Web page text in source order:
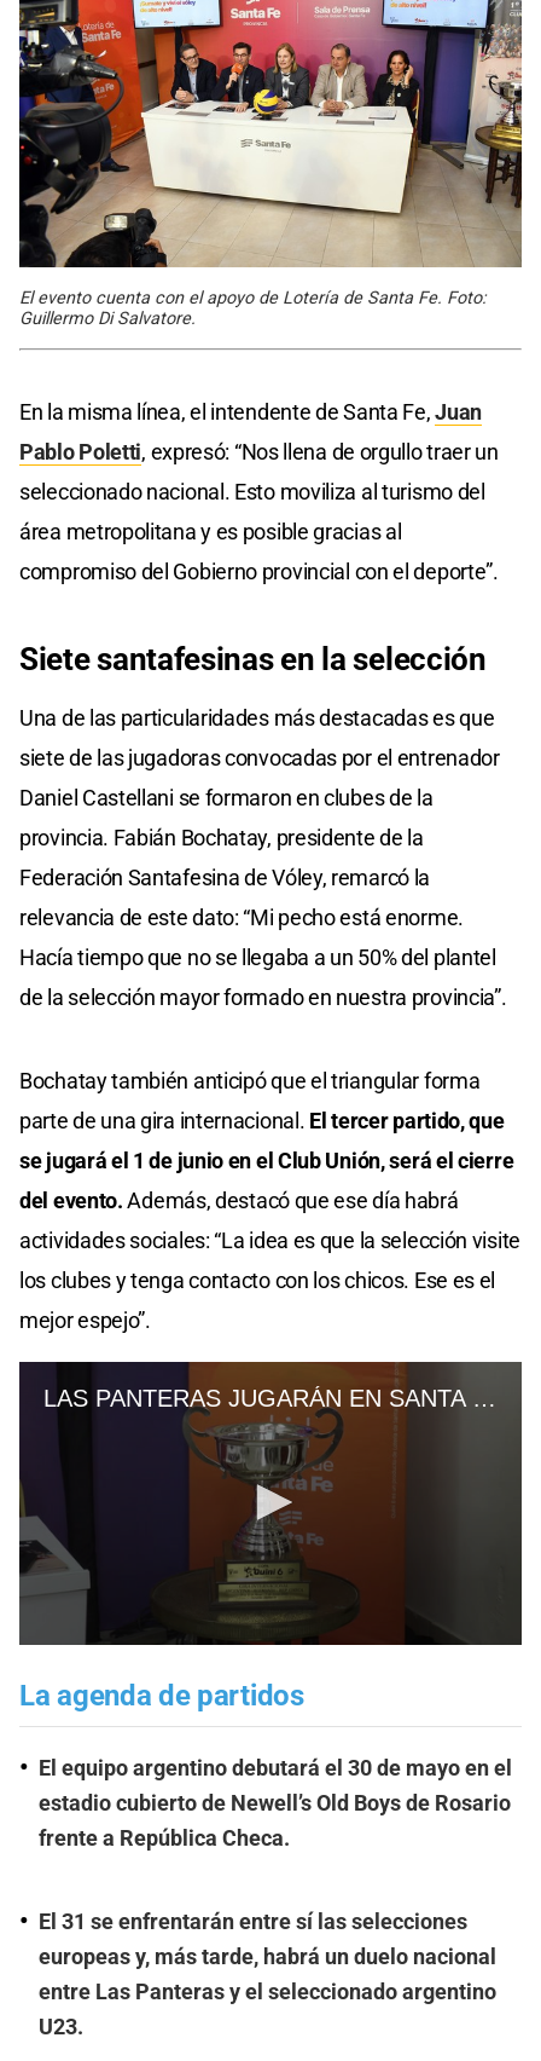
El evento cuenta con el apoyo de Lotería de Santa Fe. Foto:
Guillermo Di Salvatore.
En la misma línea, el intendente de Santa Fe,Juan
Pablo Poletti, expresó: “Nos llena de orgullo traer un
seleccionado nacional. Esto moviliza al turismo del
área metropolitana y es posible gracias al
compromiso del Gobierno provincial con el deporte”.
Siete santafesinas en la selección
Una de las particularidades más destacadas es que
siete de las jugadoras convocadas por el entrenador
Daniel Castellani se formaron en clubes de la
provincia. Fabián Bochatay, presidente de la
Federación Santafesina de Vóley, remarcó la
relevancia de este dato: “Mi pecho está enorme.
Hacía tiempo que no se llegaba a un 50% del plantel
de la selección mayor formado en nuestra provincia”.
Bochatay también anticipó que el triangular forma
parte de una gira internacional. El tercer partido, que
se jugará el 1 de junio en el Club Unión, será el cierre
del evento.Además, destacó que ese día habrá
actividades sociales: “La idea es que la selección visite
los clubes y tenga contacto con los chicos. Ese es el
mejor espejo”.
La agenda de partidos
El equipo argentino debutará el 30 de mayo en el
estadio cubierto de Newell’s Old Boys de Rosario
frente a República Checa.
El 31 se enfrentarán entre sí las selecciones
europeas y, más tarde, habrá un duelo nacional
entre Las Panteras y el seleccionado argentino
U23.